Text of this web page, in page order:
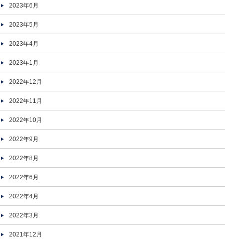
2023年6月
2023年5月
2023年4月
2023年1月
2022年12月
2022年11月
2022年10月
2022年9月
2022年8月
2022年6月
2022年4月
2022年3月
2021年12月